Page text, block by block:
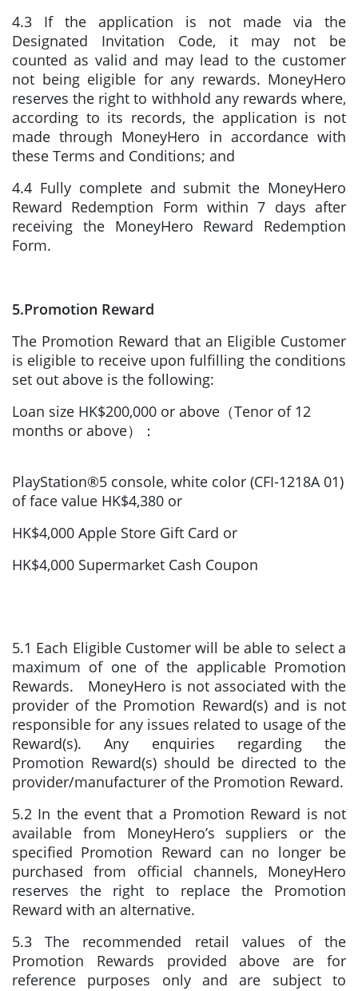
4.3 If the application is not made via the
Designated Invitation Code, it may not be
counted as valid and may lead to the customer
not being eligible for any rewards. MoneyHero
reserves the right to withhold any rewards where,
according to its records, the application is not
made through MoneyHero in accordance with
these Terms and Conditions; and
4.4 Fully complete and submit the MoneyHero
Reward Redemption Form within 7 days after
receiving the MoneyHero Reward Redemption
Form.
5.Promotion Reward
The Promotion Reward that an Eligible Customer
is eligible to receive upon fulfilling the conditions
set out above is the following:
Loan size HK$200,000 or above（Tenor of 12
months or above）：
PlayStation®5 console, white color (CFI-1218A 01)
of face value HK$4,380 or
HK$4,000 Apple Store Gift Card or
HK$4,000 Supermarket Cash Coupon
5.1 Each Eligible Customer will be able to select a
maximum of one of the applicable Promotion
Rewards. MoneyHero is not associated with the
provider of the Promotion Reward(s) and is not
responsible for any issues related to usage of the
Reward(s). Any enquiries regarding the
Promotion Reward(s) should be directed to the
provider/manufacturer of the Promotion Reward.
5.2 In the event that a Promotion Reward is not
available from MoneyHero’s suppliers or the
specified Promotion Reward can no longer be
purchased from official channels, MoneyHero
reserves the right to replace the Promotion
Reward with an alternative.
5.3 The recommended retail values of the
Promotion Rewards provided above are for
reference purposes only and are subject to